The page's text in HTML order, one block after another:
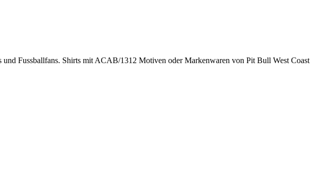
Fussballfans. Shirts mit ACAB/1312 Motiven oder Markenwaren von Pit Bull West Coast